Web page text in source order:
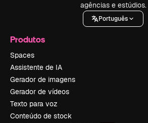
agências e estúdios.
Português
Produtos
Spaces
Assistente de IA
Gerador de imagens
Gerador de vídeos
Texto para voz
Conteúdo de stock